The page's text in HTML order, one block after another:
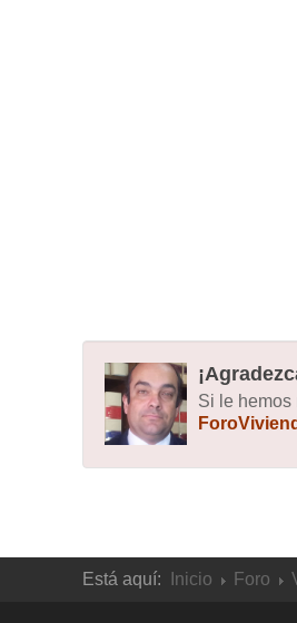
Si le hemos
Está aquí: Inicio Foro